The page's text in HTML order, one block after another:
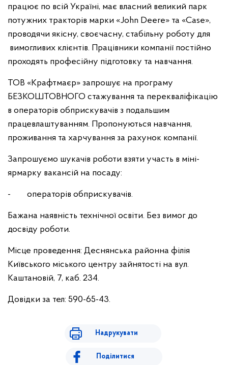
працює по всій Україні, має власний великий парк
потужних тракторів марки «John Deere» та «Case»,
проводячи якісну, своєчасну, стабільну роботу для
вимогливих клієнтів. Працівники компанії постійно
проходять професійну підготовку та навчання.
ТОВ «Крафтмаєр» запрошує на програму
БЕЗКОШТОВНОГО стажування та перекваліфікацію
в операторів обприскувачів з подальшим
працевлаштуванням. Пропонуються навчання,
проживання та харчування за рахунок компанії.
Запрошуємо шукачів роботи взяти участь в міні-
ярмарку вакансій на посаду:
- операторів обприскувачів.
Бажана наявність технічної освіти. Без вимог до
досвіду роботи.
Місце проведення: Деснянська районна філія
Київського міського центру зайнятості на вул.
Каштановій, 7, каб. 234.
Довідки за тел: 590-65-43.
Надрукувати
Поділитися